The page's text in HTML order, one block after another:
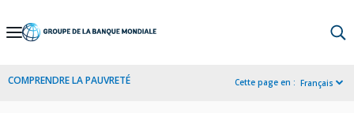
Skip
Navigation
COMPRENDRE LA PAUVRETÉ Cette page en : Français